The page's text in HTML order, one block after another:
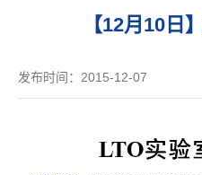
【12月10日
发布时间：2015-12-07